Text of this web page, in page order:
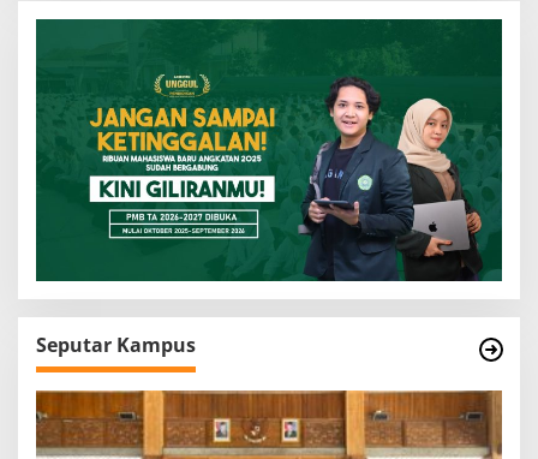
Seputar Kampus